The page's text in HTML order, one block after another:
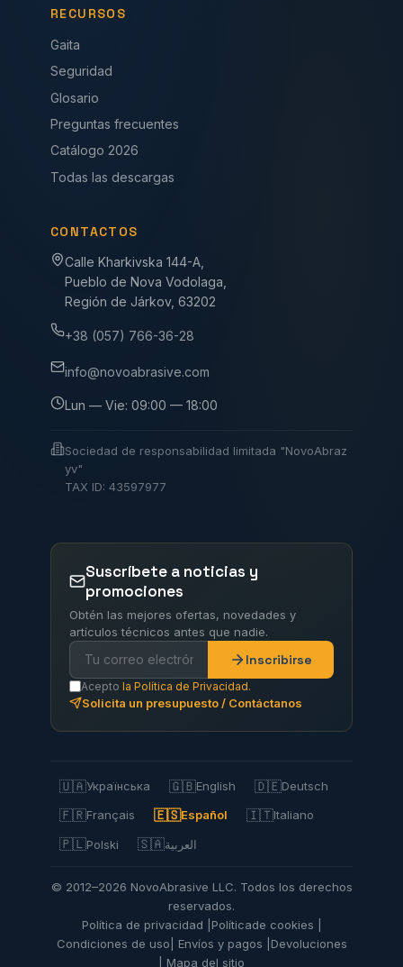
RECURSOS
Gaita
Seguridad
Glosario
Preguntas frecuentes
Catálogo 2026
Todas las descargas
CONTACTOS
Calle Kharkivska 144-A,
Pueblo de Nova Vodolaga,
Región de Járkov, 63202
+38 (057) 766-36-28
info@novoabrasive.com
Lun — Vie: 09:00 — 18:00
Sociedad de responsabilidad limitada "NovoAbraz
yv"
TAX ID: 43597977
Suscríbete a noticias y
promociones
Obtén las mejores ofertas, novedades y
artículos técnicos antes que nadie.
Inscribirse
Acepto la Política de Privacidad.
Solicita un presupuesto / Contáctanos
🇺🇦Українська 🇬🇧English 🇩🇪Deutsch
🇫🇷Français 🇪🇸Español 🇮🇹Italiano
🇵🇱Polski 🇸🇦العربية
© 2012–2026 NovoAbrasive LLC. Todos los derechos
reservados.
Política de privacidad | Políticade cookies |
Condiciones de uso | Envíos y pagos | Devoluciones
| Mapa del sitio